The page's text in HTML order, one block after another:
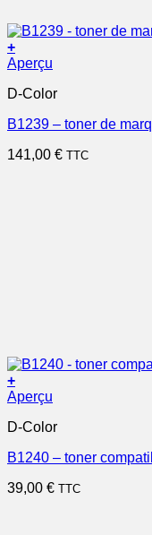
+
Aperçu
D-Color
B1239 – toner de
141,00 € TTC
+
Aperçu
D-Color
B1240 – toner
39,00 € TTC